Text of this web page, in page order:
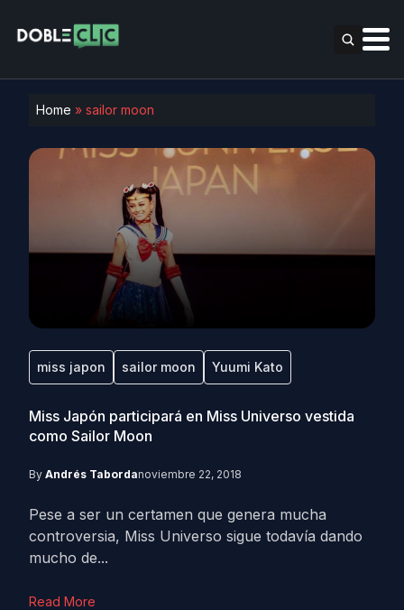
Home » sailor moon
miss japon sailor moon Yuumi Kato
Miss Japón participará en Miss Universo vestida
como Sailor Moon
By Andrés Tabordanoviembre 22, 2018
Pese a ser un certamen que genera mucha
controversia, Miss Universo sigue todavía dando
mucho de...
Read More